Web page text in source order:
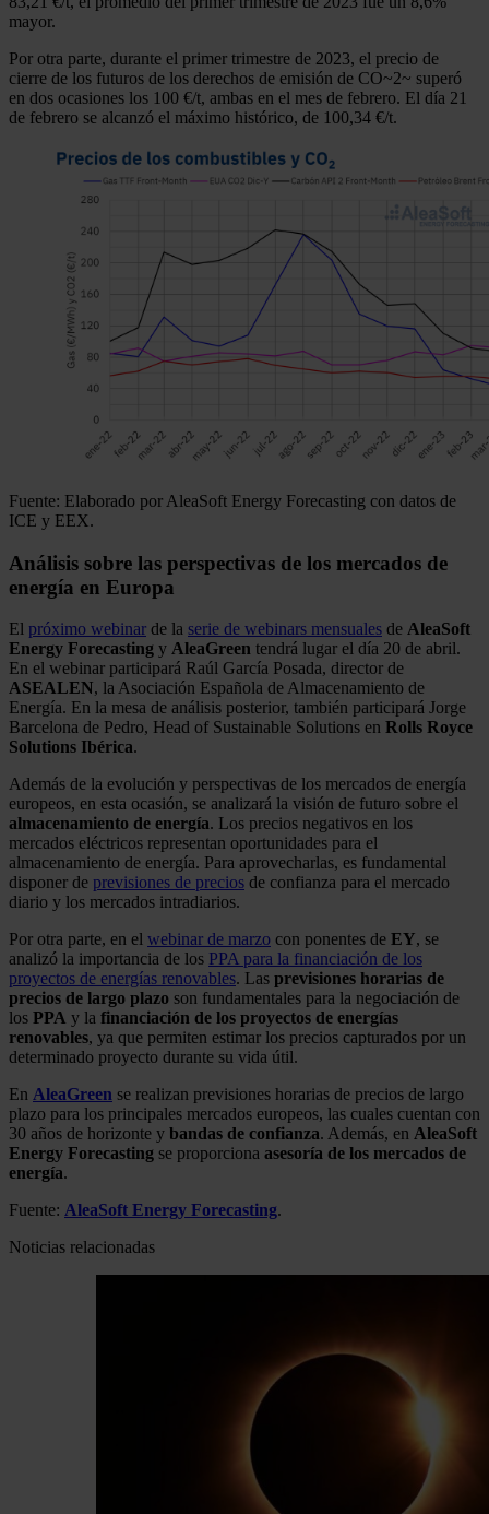
y los anuncios, ofrecer funciones de redes sociales y
tráfico. Además, compartimos información sobre el uso que
sitio web con nuestros partners de redes sociales,
análisis web, quienes pueden combinarla con otra
haya proporcionado o que hayan recopilado a partir del uso
mayor.
Por otra parte, durante el primer trimestre de 2023, el precio de
cierre de los futuros de los derechos de emisión de CO~2~ superó
en dos ocasiones los 100 €/t, ambas en el mes de febrero. El día 21
de febrero se alcanzó el máximo histórico, de 100,34 €/t.
Fuente: Elaborado por AleaSoft Energy Forecasting con datos de
ICE y EEX.
Análisis sobre las perspectivas de los mercados de
energía en Europa
El próximo webinar de la serie de webinars mensuales de AleaSoft
Energy Forecasting y AleaGreen tendrá lugar el día 20 de abril.
En el webinar participará Raúl García Posada, director de
ASEALEN, la Asociación Española de Almacenamiento de
Energía. En la mesa de análisis posterior, también participará Jorge
Barcelona de Pedro, Head of Sustainable Solutions en Rolls Royce
Solutions Ibérica.
Además de la evolución y perspectivas de los mercados de energía
europeos, en esta ocasión, se analizará la visión de futuro sobre el
almacenamiento de energía. Los precios negativos en los
mercados eléctricos representan oportunidades para el
almacenamiento de energía. Para aprovecharlas, es fundamental
disponer de previsiones de precios de confianza para el mercado
diario y los mercados intradiarios.
Por otra parte, en el webinar de marzo con ponentes de EY, se
analizó la importancia de los PPA para la financiación de los
proyectos de energías renovables. Las previsiones horarias de
precios de largo plazo son fundamentales para la negociación de
los PPA y la financiación de los proyectos de energías
renovables, ya que permiten estimar los precios capturados por un
determinado proyecto durante su vida útil.
En AleaGreen se realizan previsiones horarias de precios de largo
plazo para los principales mercados europeos, las cuales cuentan con
30 años de horizonte y bandas de confianza. Además, en AleaSoft
Energy Forecasting se proporciona asesoría de los mercados de
energía.
Fuente: AleaSoft Energy Forecasting.
Noticias relacionadas